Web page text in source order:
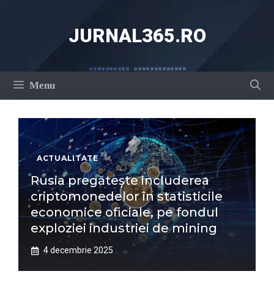
JURNAL365.RO
Menu
ACTUALITATE
Rusia pregătește includerea
criptomonedelor în statisticile
economice oficiale, pe fondul
exploziei industriei de mining
4 decembrie 2025